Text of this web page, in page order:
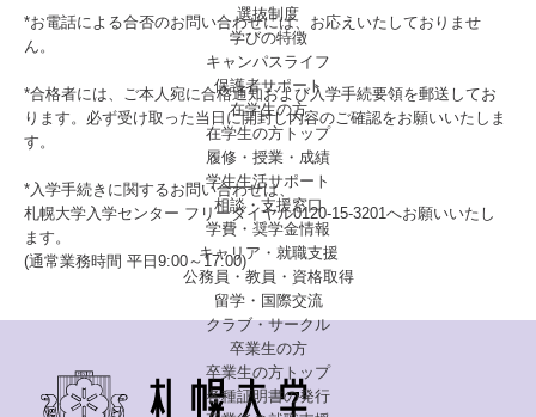
選抜制度
学びの特徴
キャンパスライフ
保護者サポート
在学生の方
在学生の方トップ
履修・授業・成績
学生生活サポート
相談・支援窓口
学費・奨学金情報
キャリア・就職支援
公務員・教員・資格取得
留学・国際交流
クラブ・サークル
卒業生の方
卒業生の方トップ
各種証明書の発行
*お電話による合否のお問い合わせには、お応えいたしておりませ
ん。
*合格者には、ご本人宛に合格通知および入学手続要領を郵送してお
ります。必ず受け取った当日に開封し内容のご確認をお願いいたしま
す。
*入学手続きに関するお問い合わせは、
札幌大学入学センター フリーダイヤル0120-15-3201へお願いいたし
ます。
(通常業務時間 平日9:00～17:00)